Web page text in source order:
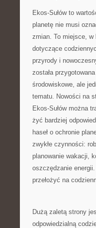
Ekos-Sułów to
planetę nie musi
zmian. To miejsce,
dotyczące
przyrody i
została
środowiskowe, ale
tematu. Nowości na
Ekos-Sułów można
żyć bardziej
haseł o ochronie
zwykłe czynności:
planowanie wakacji,
oszczędzanie
przełożyć na
Dużą zaletą strony
odpowiedzialną